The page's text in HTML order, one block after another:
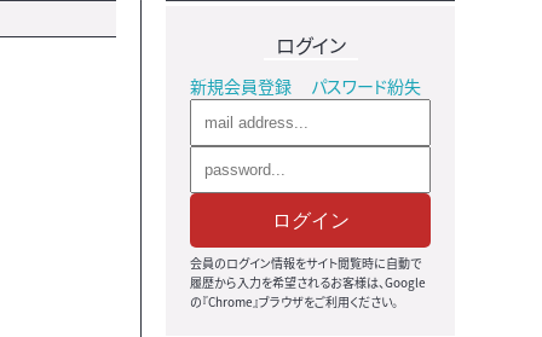
ログイン
新規会員登録 パスワード紛失
ログイン
会員のログイン情報をサイト閲覧時に自動で
履歴から入力を希望されるお客様は、Google
の『Chrome』ブラウザをご利用ください。